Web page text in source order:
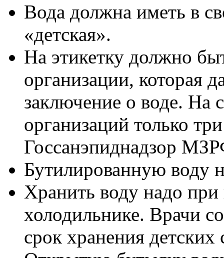
Вода должна иметь в
«детская».
На этикетку должно
организации, которая
заключение о воде. На
организаций только
Госсанэпиднадзор
Бутилированную воду
Хранить воду надо при
холодильнике. Врачи
срок хранения